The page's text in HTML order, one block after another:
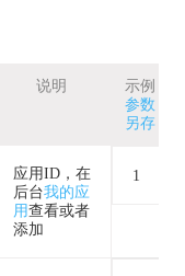
说明
示例
参数
另存
应用ID，在
后台我的应
用查看或者
添加
1